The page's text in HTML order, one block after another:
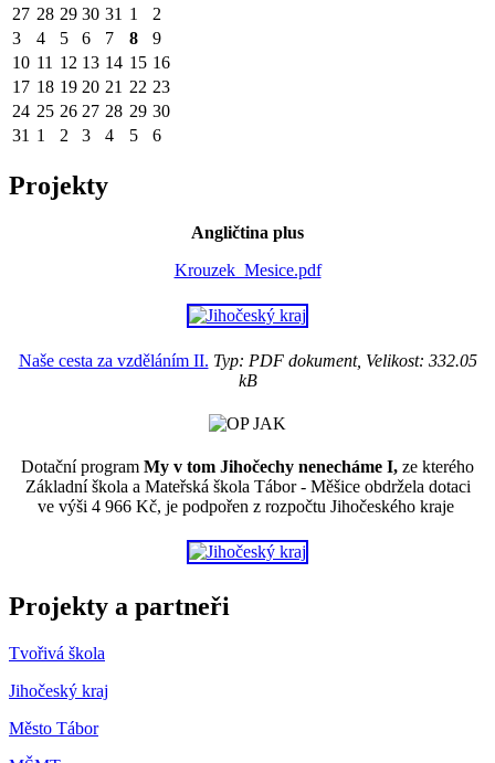
27 28 29 30 31 1
2
3
4 5 6 7 8
9
10 11 12 13 14 15 16
17 18 19 20 21 22 23
24 25 26 27 28 29 30
31 1 2 3 4 5 6
Projekty
Angličtina plus
Krouzek_Mesice.pdf
Naše cesta za vzděláním II. Typ: PDF dokument, Velikost: 332.05
kB
Dotační program My v tom Jihočechy nenecháme I, ze kterého
Základní škola a Mateřská škola Tábor - Měšice obdržela dotaci
ve výši 4 966 Kč, je podpořen z rozpočtu Jihočeského kraje
Projekty a partneři
Tvořivá škola
Jihočeský kraj
Město Tábor